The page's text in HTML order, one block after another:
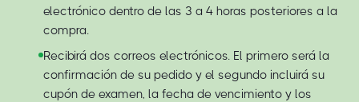
electrónico dentro de las 3 a 4 horas posteriores a la
compra.
Recibirá dos correos electrónicos. El primero será la
confirmación de su pedido y el segundo incluirá su
cupón de examen, la fecha de vencimiento y los